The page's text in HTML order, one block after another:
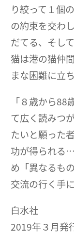
り絞って１個
の約束を交わ
だてる、そし
猫は港の猫仲
まな困難に立
「８歳から
て広く読みつ
たいと願った
功が得られる
め「異なるも
交流の行く手
白水社
2019年３月発